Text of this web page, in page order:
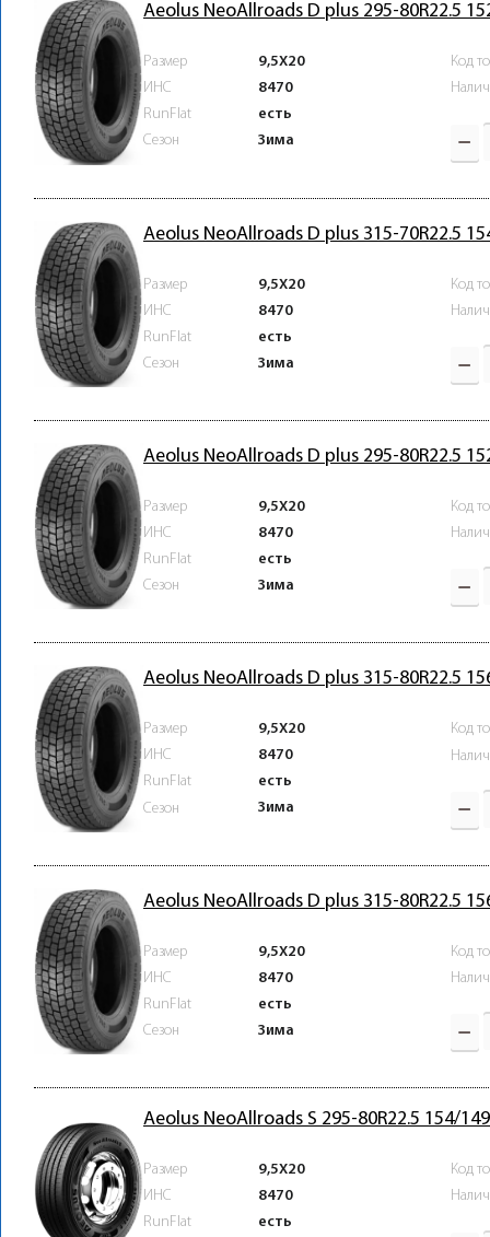
Aeolus NeoAllroads D plus 295-80R22.5
Размер
9,5X20
ИНС
8470
RunFlat
есть
Сезон
Зима
Код
Aeolus NeoAllroads D plus 315-70R22.5
Размер
9,5X20
ИНС
8470
RunFlat
есть
Сезон
Зима
Код
Aeolus NeoAllroads D plus 295-80R22.5
Размер
9,5X20
ИНС
8470
RunFlat
есть
Сезон
Зима
Код
Aeolus NeoAllroads D plus 315-80R22.5
Размер
9,5X20
ИНС
8470
RunFlat
есть
Сезон
Зима
Код
Aeolus NeoAllroads D plus 315-80R22.5
Размер
9,5X20
ИНС
8470
RunFlat
есть
Сезон
Зима
Код
Aeolus NeoAllroads S 295-80R22.5 154/
Размер
9,5X20
ИНС
8470
RunFlat
есть
Код